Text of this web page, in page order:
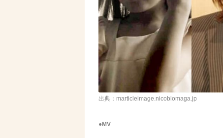
出典：marticleimage.nicoblomaga.jp
●MV